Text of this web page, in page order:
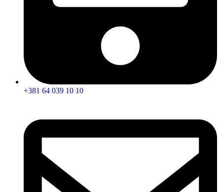
+381 64 039 10 10